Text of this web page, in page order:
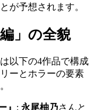
が予想されます。
」の全貌
以下の4作品で構成
ーとホラーの要素
』 : 永尾柚乃さんと